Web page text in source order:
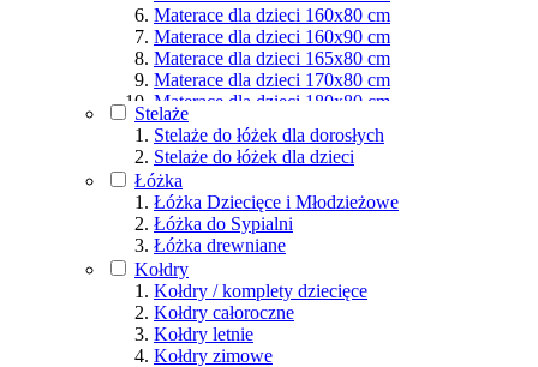
Materace dla dzieci 160x80 cm
Materace dla dzieci 160x90 cm
Materace dla dzieci 165x80 cm
Materace dla dzieci 170x80 cm
Materace dla dzieci 180x80 cm
Materace dla dzieci 180x90 cm
Materace dla dzieci 190x80 cm
Materace dla dzieci 190x90 cm
Materace dla dzieci 200x80 cm
Materace dla dzieci 200x90 cm
Materace dla dzieci 200x100 cm
Materace dla dzieci 200x120 cm
Materace dla dzieci 200x140 cm
Materace dla dzieci 200x160 cm
Materace dla dzieci 200x180 cm
Materace dla dzieci 200x200 cm
Stelaże
Stelaże do łóżek dla dorosłych
Stelaże do łóżek dla dzieci
Łóżka
Łóżka Dziecięce i Młodzieżowe
Łóżka do Sypialni
Łóżka drewniane
Kołdry
Kołdry / komplety dziecięce
Kołdry całoroczne
Kołdry letnie
Kołdry zimowe